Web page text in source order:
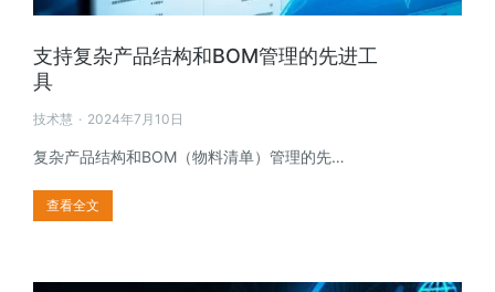
支持复杂产品结构和BOM管理的先进工
具
技术慧 2024年7月10日
复杂产品结构和BOM（物料清单）管理的先…
查看全文